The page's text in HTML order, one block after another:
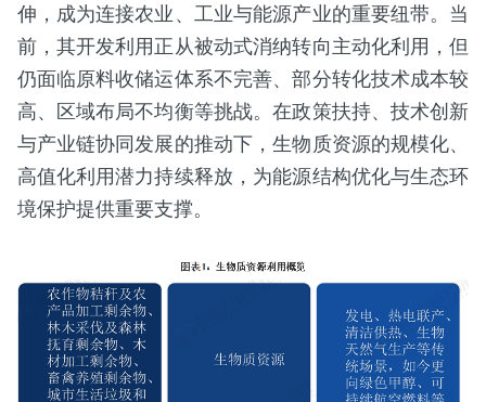
伸，成为连接农业、工业与能源产业的重要纽带。当
前，其开发利用正从被动式消纳转向主动化利用，但
仍面临原料收储运体系不完善、部分转化技术成本较
高、区域布局不均衡等挑战。在政策扶持、技术创新
与产业链协同发展的推动下，生物质资源的规模化、
高值化利用潜力持续释放，为能源结构优化与生态环
境保护提供重要支撑。